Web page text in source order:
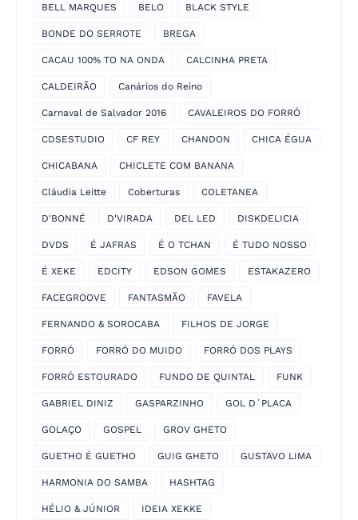
BELL MARQUES BELO BLACK STYLE
BONDE DO SERROTE BREGA
CACAU 100% TO NA ONDA CALCINHA PRETA
CALDEIRÃO Canários do Reino
Carnaval de Salvador 2016 CAVALEIROS DO FORRÓ
CDSESTUDIO CF REY CHANDON CHICA ÉGUA
CHICABANA CHICLETE COM BANANA
Cláudia Leitte Coberturas COLETANEA
D'BONNÉ D'VIRADA DEL LED DISKDELICIA
DVDS É JAFRAS É O TCHAN É TUDO NOSSO
É XEKE EDCITY EDSON GOMES ESTAKAZERO
FACEGROOVE FANTASMÃO FAVELA
FERNANDO & SOROCABA FILHOS DE JORGE
FORRÓ FORRÓ DO MUIDO FORRÓ DOS PLAYS
FORRÓ ESTOURADO FUNDO DE QUINTAL FUNK
GABRIEL DINIZ GASPARZINHO GOL D´PLACA
GOLAÇO GOSPEL GROV GHETO
GUETHO É GUETHO GUIG GHETO GUSTAVO LIMA
HARMONIA DO SAMBA HASHTAG
HÉLIO & JÚNIOR IDEIA XEKKE